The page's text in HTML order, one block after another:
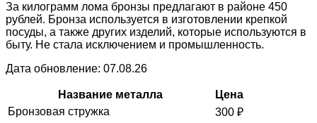
За килограмм лома бронзы предлагают в районе 450
рублей. Бронза используется в изготовлении крепкой
посуды, а также других изделий, которые используются в
быту. Не стала исключением и промышленность.
Дата обновление: 07.08.26
Название металла
Цена
Бронзовая стружка
300 ₽